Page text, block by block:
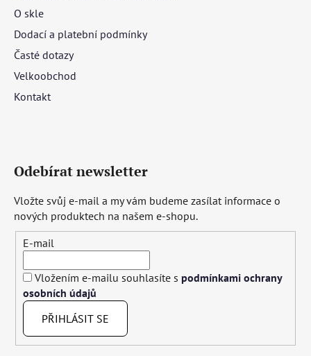
O skle
Dodací a platební podmínky
Časté dotazy
Velkoobchod
Kontakt
Odebírat newsletter
Vložte svůj e-mail a my vám budeme zasílat informace o
nových produktech na našem e-shopu.
E-mail
Vložením e-mailu souhlasíte s podmínkami ochrany
osobních údajů
PŘIHLÁSIT SE